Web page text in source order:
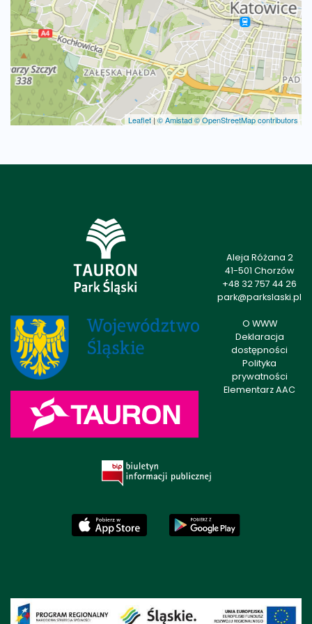
Leaflet | © Amistad© OpenStreetMap contributors
Aleja Różana 2
41-501 Chorzów
+48 32 757 44 26
park@parkslaski.pl
O WWW
Deklaracja
dostępności
Polityka
prywatności
Elementarz AAC